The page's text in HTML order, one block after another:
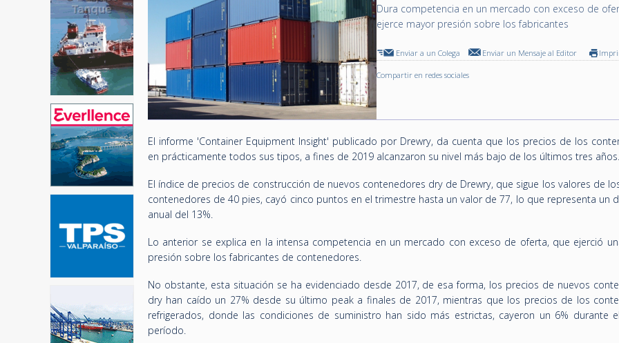
Dura competencia en un mercado con exceso de
ejerce mayor presión sobre los fabricantes
Enviar a un Colega Enviar un Mensaje al Editor
Compartir en redes sociales
El informe 'Container Equipment Insight' publicado por Drewry, da cuenta que los precios de los
en prácticamente todos sus tipos, a fines de 2019 alcanzaron su nivel más bajo de los últimos tres años.
El índice de precios de construcción de nuevos contenedores dry de Drewry, que sigue los valores de
contenedores de 40 pies, cayó cinco puntos en el trimestre hasta un valor de 77, lo que representa un
anual del 13%.
Lo anterior se explica en la intensa competencia en un mercado con exceso de oferta, que ejerció
presión sobre los fabricantes de contenedores.
No obstante, esta situación se ha evidenciado desde 2017, de esa forma, los precios de nuevos
dry han caído un 27% desde su último peak a finales de 2017, mientras que los precios de los
refrigerados, donde las condiciones de suministro han sido más estrictas, cayeron un 6% durante
período.